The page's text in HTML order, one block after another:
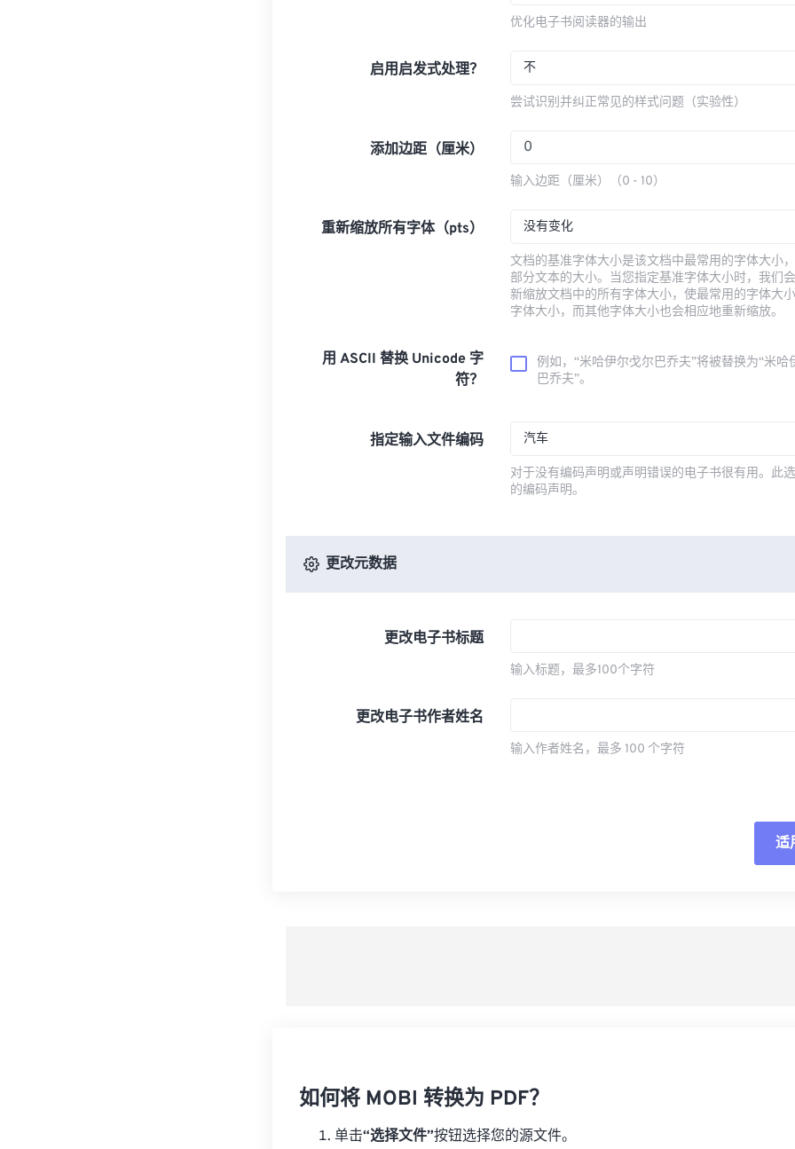
优化电子书阅读器的输出
启用启发式处理？ 不
尝试识别并纠正常见的样式问题（实验性）
添加边距（厘米）
输入边距（厘米）（0 - 10）
重新缩放所有字体（pts） 没有变化
文档的基准字体大小是该文档中最常用的字体大小
部分文本的大小。当您指定基准字体大小时，我们
新缩放文档中的所有字体大小，使最常用的字体大
字体大小，而其他字体大小也会相应地重新缩放。
用 ASCII 替换 Unicode 字
符？
例如，“米哈伊尔·戈尔巴乔夫”将被替换为“米哈
巴乔夫”。
指定输入文件编码 汽车
对于没有编码声明或声明错误的电子书很有用。此
的编码声明。
更改元数据
更改电子书标题
输入标题，最多100个字符
更改电子书作者姓名
输入作者姓名，最多 100 个字符
适
如何将 MOBI 转换为 PDF？
单击“选择文件”按钮选择您的源文件。